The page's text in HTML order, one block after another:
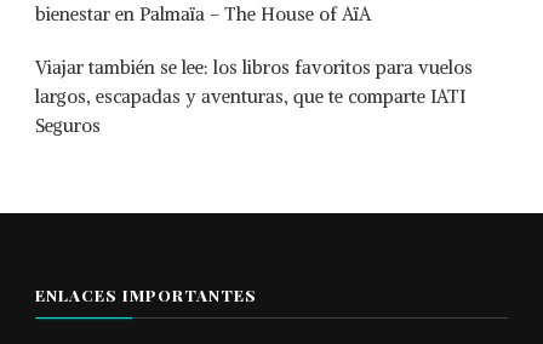
bienestar en Palmaïa – The House of AïA
Viajar también se lee: los libros favoritos para vuelos
largos, escapadas y aventuras, que te comparte IATI
Seguros
ENLACES IMPORTANTES